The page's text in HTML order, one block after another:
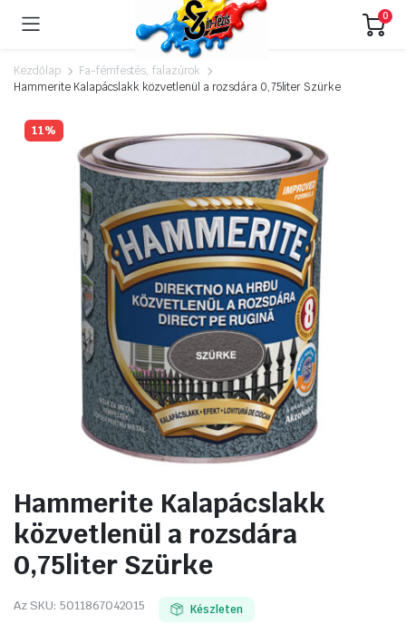
0
Kezdőlap
Fa-fémfestés, falazúrok
Hammerite Kalapácslakk közvetlenül a rozsdára 0,75liter Szürke
11%
Hammerite Kalapácslakk
közvetlenül a rozsdára
0,75liter Szürke
Az SKU: 5011867042015 Készleten